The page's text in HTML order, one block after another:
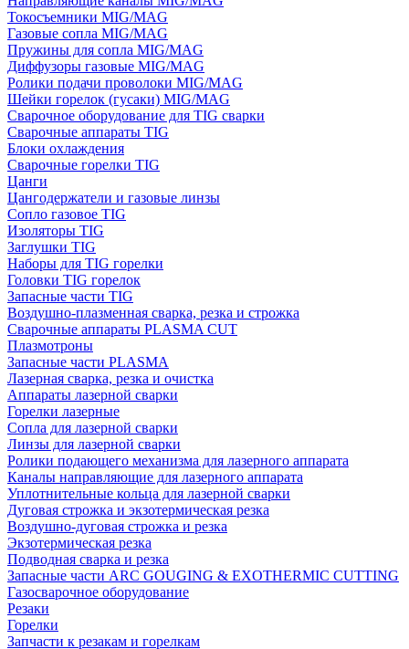
Токосъемники MIG/MAG
Газовые сопла MIG/MAG
Пружины для сопла MIG/MAG
Диффузоры газовые MIG/MAG
Ролики подачи проволоки MIG/MAG
Шейки горелок (гусаки) MIG/MAG
Сварочное оборудование для TIG сварки
Сварочные аппараты TIG
Блоки охлаждения
Сварочные горелки TIG
Цанги
Цангодержатели и газовые линзы
Сопло газовое TIG
Изоляторы TIG
Заглушки TIG
Наборы для TIG горелки
Головки TIG горелок
Запасные части TIG
Воздушно-плазменная сварка, резка и строжка
Сварочные аппараты PLASMA CUT
Плазмотроны
Запасные части PLASMA
Лазерная сварка, резка и очистка
Аппараты лазерной сварки
Горелки лазерные
Сопла для лазерной сварки
Линзы для лазерной сварки
Ролики подающего механизма для лазерного аппарата
Каналы направляющие для лазерного аппарата
Уплотнительные кольца для лазерной сварки
Дуговая строжка и экзотермическая резка
Воздушно-дуговая строжка и резка
Экзотермическая резка
Подводная сварка и резка
Запасные части ARC GOUGING & EXOTHERMIC CUTTING
Газосварочное оборудование
Резаки
Горелки
Запчасти к резакам и горелкам